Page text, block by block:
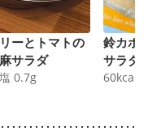
ーとトマトの
サラダ
0.7g
鈴カボ
サラダ
60kcal